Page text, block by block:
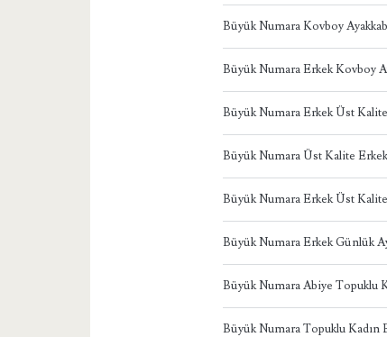
Büyük Numara Kovboy
Büyük Numara Erkek Kovboy
Büyük Numara Erkek Üst
Büyük Numara Üst Kalite
Büyük Numara Erkek Üst
Büyük Numara Erkek Günlük
Büyük Numara Abiye Topuklu
Büyük Numara Topuklu Kadın